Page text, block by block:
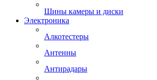
Шины камеры и диски
Электроника
Алкотестеры
Антенны
Антирадары